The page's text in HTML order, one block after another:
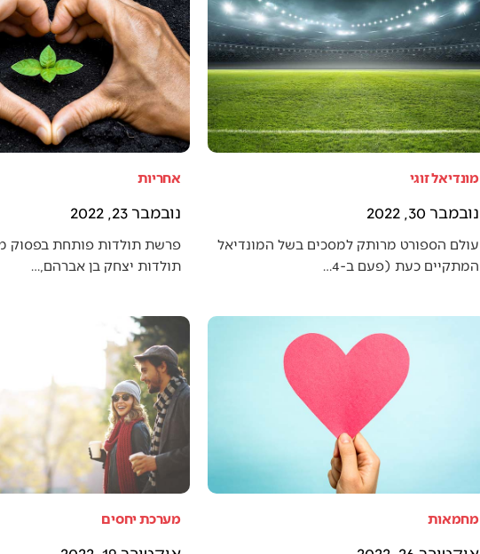
מונדיאל זוגי
נובמבר 30, 2022
עולם הספורט מרותק למסכים בשל המונדיאל
המתקיים כעת (פעם ב-4…
אחריות
נובמבר 23, 2022
פרשת תולדות פותחת בפסוק
תולדות יצחק בן אברהם,…
מחמאות מערכת יחסים